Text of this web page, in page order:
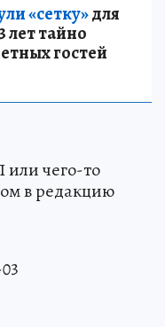
«сетку»для
лет тайно
гостей
или чего-то
в редакцию